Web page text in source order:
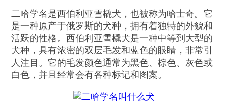
二哈学名是西伯利亚雪橇犬，也被称为哈士奇。它
是一种原产于俄罗斯的犬种，拥有着独特的外貌和
活跃的性格。西伯利亚雪橇犬是一种中等到大型的
犬种，具有浓密的双层毛发和蓝色的眼睛，非常引
人注目。它的毛发颜色通常为黑色、棕色、灰色或
白色，并且经常会有各种标记和图案。